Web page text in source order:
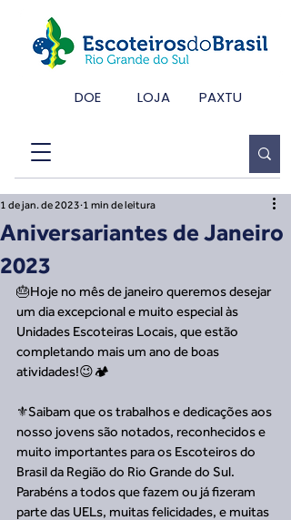
DOE LOJA PAXTU
Aniversariantes de Janeiro
2023
1 de jan. de 2023 1 min de leitura
🎂Hoje no mês de janeiro queremos desejar
um dia excepcional e muito especial às
Unidades Escoteiras Locais, que estão
completando mais um ano de boas
atividades!😉🏕️
⚜️Saibam que os trabalhos e dedicações aos
nosso jovens são notados, reconhecidos e
muito importantes para os Escoteiros do
Brasil da Região do Rio Grande do Sul.
Parabéns a todos que fazem ou já fizeram
parte das UELs, muitas felicidades, e muitas